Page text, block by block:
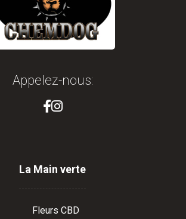
Appelez-nous:
La Main verte
Fleurs CBD